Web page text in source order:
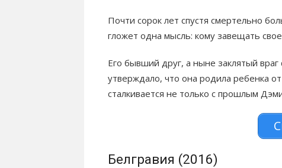
Почти сорок лет спустя смертельно
гложет одна мысль: кому завещать
Его бывший друг, а ныне заклятый
утверждало, что она родила ребенка
сталкивается не только с прошлым
Белгравия (2016)